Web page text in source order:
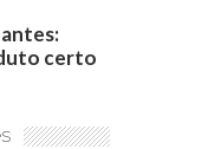
certo